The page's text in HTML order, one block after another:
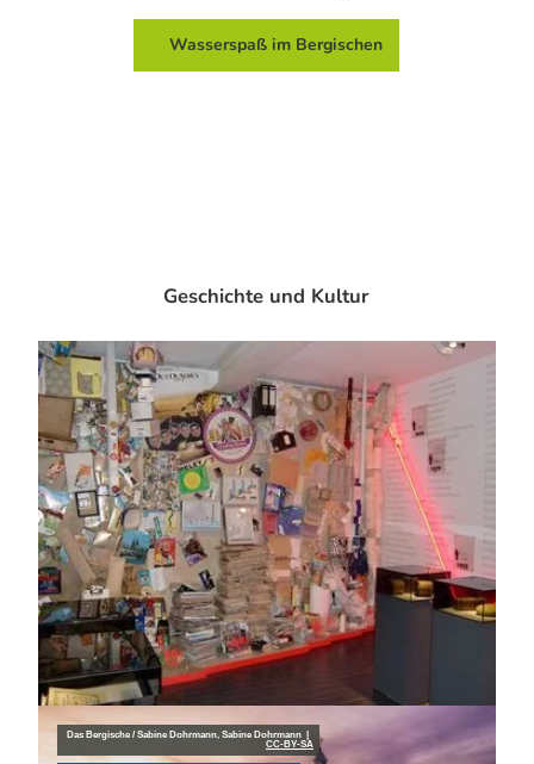
Wasserspaß im Bergischen
Geschichte und Kultur
Anschauen und anfassen
Das Bergische / Sabine Dohrmann, Sabine Dohrmann |
CC-BY-SA